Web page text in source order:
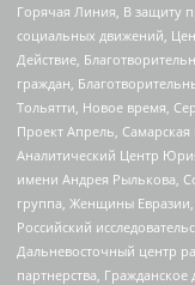
Горячая Линия, В защиту
социальных движений,
Действие,
граждан,
Тольятти, Новое время,
Проект Апрель,
Аналитический Центр
имени Андрея Рылькова,
группа, Женщины Евразии,
Российский
Дальневосточный центр
партнерства,